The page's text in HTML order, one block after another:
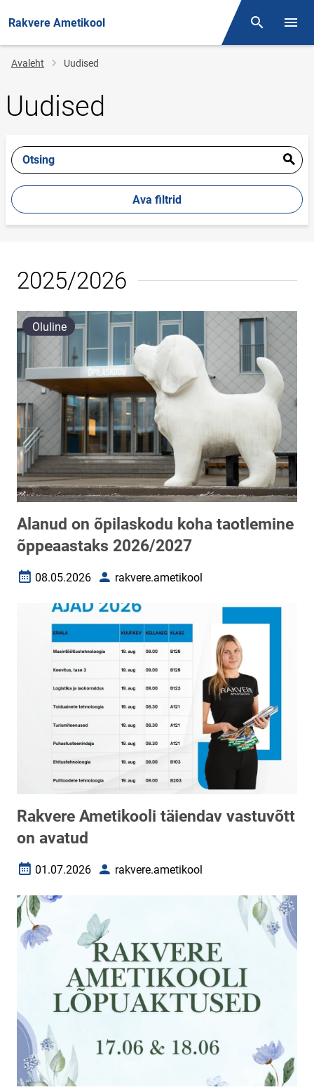
Rakvere Ametikool Otsing
Jälglink
Avaleht Uudised
Uudised
Otsing
Ava filtrid
2025/2026
Oluline
Alanud on õpilaskodu koha taotlemine
õppeaastaks 2026/2027
Loomise kuupäev
08.05.2026 Autorrakvere.ametikool
Rakvere Ametikooli täiendav vastuvõtt
on avatud
Loomise kuupäev
01.07.2026 Autorrakvere.ametikool